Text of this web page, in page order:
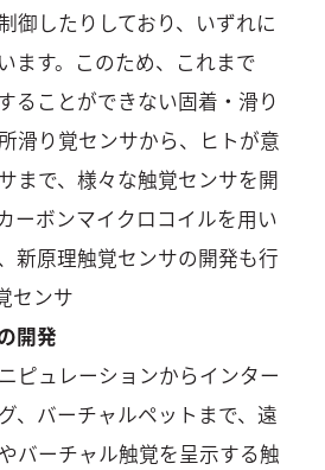
御したりしており、いずれに
ます。このため、これまで
ることができない固着・滑り
滑り覚センサから、ヒトが意
まで、様々な触覚センサを開
ーボンマイクロコイルを用い
新原理触覚センサの開発も行
開発
ピュレーションからインター
、バーチャルペットまで、遠
バーチャル触覚を呈示する触